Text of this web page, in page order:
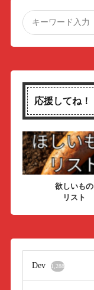
応援してね！
欲しいもの
リスト
Dev 1,288